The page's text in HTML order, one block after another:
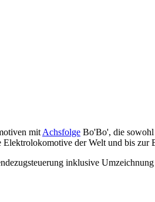
mit Achsfolge Bo'Bo', die sowohl
Elektro­lokomotive der Welt und bis zur
inklusive